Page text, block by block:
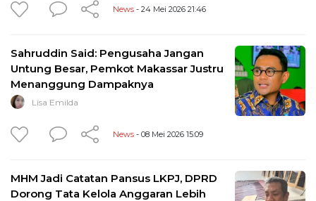
News - 24 Mei 2026 21:46
Sahruddin Said: Pengusaha Jangan
Untung Besar, Pemkot Makassar Justru
Menanggung Dampaknya
Lisa Emilda
News - 08 Mei 2026 15:09
MHM Jadi Catatan Pansus LKPJ, DPRD
Dorong Tata Kelola Anggaran Lebih